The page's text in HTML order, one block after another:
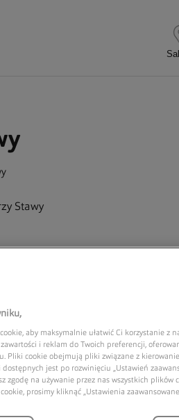
Stawy
21:00
21:00
21:00
21:00
20:00
aby maksymalnie ułatwić Ci korzystanie z
i reklam do Twoich preferencji,
Pliki cookie obejmują pliki związane z
jest po rozwinięciu „Ustawień
zgodę na używanie przez nas wszystkich plików
prosimy kliknąć „Ustawienia